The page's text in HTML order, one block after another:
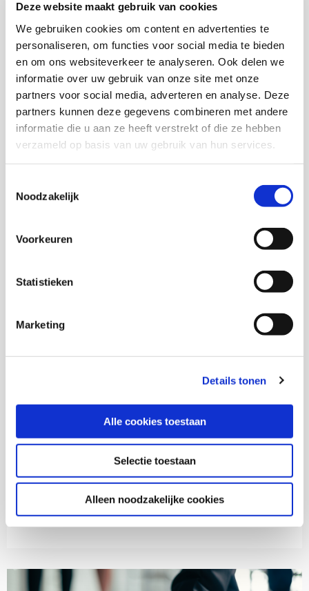
Deze website maakt gebruik van cookies
We gebruiken cookies om content en advertenties te
personaliseren, om functies voor social media te bieden
en om ons websiteverkeer te analyseren. Ook delen we
informatie over uw gebruik van onze site met onze
partners voor social media, adverteren en analyse. Deze
partners kunnen deze gegevens combineren met andere
informatie die u aan ze heeft verstrekt of die ze hebben
verzameld op basis van uw gebruik van hun services.
Noodzakelijk
Voorkeuren
Statistieken
Marketing
Details tonen
Alle cookies toestaan
Selectie toestaan
Alleen noodzakelijke cookies
Cumulatie van ongelijkheid
Marit Verstappen, Trees Pels, Hanneke Felten, Rosa Glijn,
Download op www.kis.nl
Diversiteit
Beleving van herkomstclassificaties onder
Nederlandse inwoners
Download deze publicatie